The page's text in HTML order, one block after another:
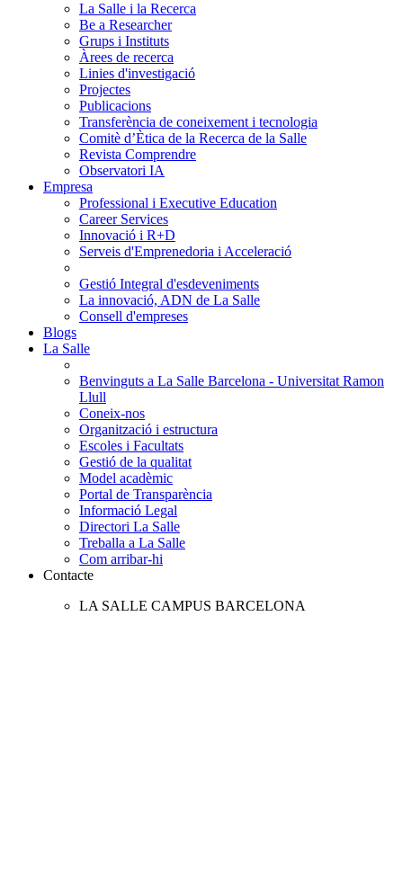
La Salle i la Recerca
Be a Researcher
Grups i Instituts
Àrees de recerca
Linies d'investigació
Projectes
Publicacions
Transferència de coneixement i tecnologia
Comitè d’Ètica de la Recerca de la Salle
Revista Comprendre
Observatori IA
Empresa
Professional i Executive Education
Career Services
Innovació i R+D
Serveis d'Emprenedoria i Acceleració
Gestió Integral d'esdeveniments
La innovació, ADN de La Salle
Consell d'empreses
Blogs
La Salle
Benvinguts a La Salle Barcelona - Universitat Ramon
Llull
Coneix-nos
Organització i estructura
Escoles i Facultats
Gestió de la qualitat
Model acadèmic
Portal de Transparència
Informació Legal
Directori La Salle
Treballa a La Salle
Com arribar-hi
Contacte
LA SALLE CAMPUS BARCELONA